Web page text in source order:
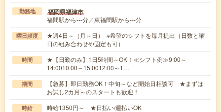
勤務地 福岡県福津市
福間駅から---分／東福間駅から---分
曜日頻度
★週4日～（月～日） ※希望のシフトを毎月提出（日数と曜
日の組み合わせや固定も可）
時間
★【日勤のみ】1日5時間～OK！≪シフト例≫9:00～
14:0010:00～15:0012:00～1…
期間
【急募】即日勤務OK！中旬～など開始日相談可 ★まずは
お試し2カ月～のスタートも歓迎！
時給 時給1350円～ ★日払い/週払いOK